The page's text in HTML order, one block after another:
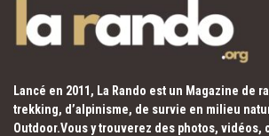
Lancé en 2011, La Rando est un Magazine de
trekking, d’alpinisme, de survie en milieu
Outdoor.Vous y trouverez des photos, vidéos,